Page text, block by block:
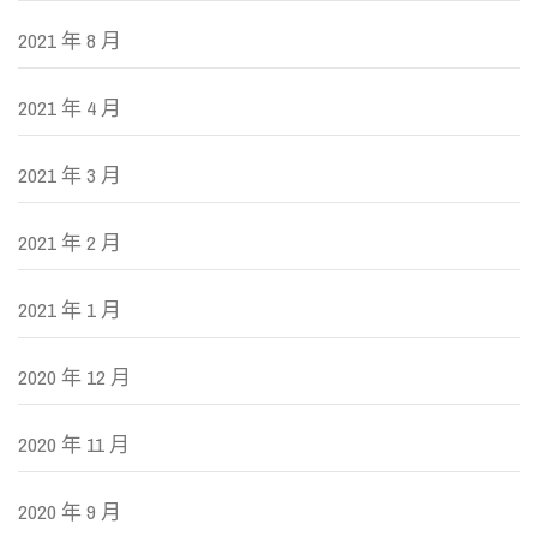
2021 年 8 月
2021 年 4 月
2021 年 3 月
2021 年 2 月
2021 年 1 月
2020 年 12 月
2020 年 11 月
2020 年 9 月